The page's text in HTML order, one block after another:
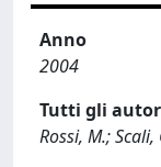
Anno
2004
Tutti gli
Rossi, M.;